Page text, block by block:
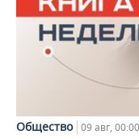
Общество 09 авг, 00:00